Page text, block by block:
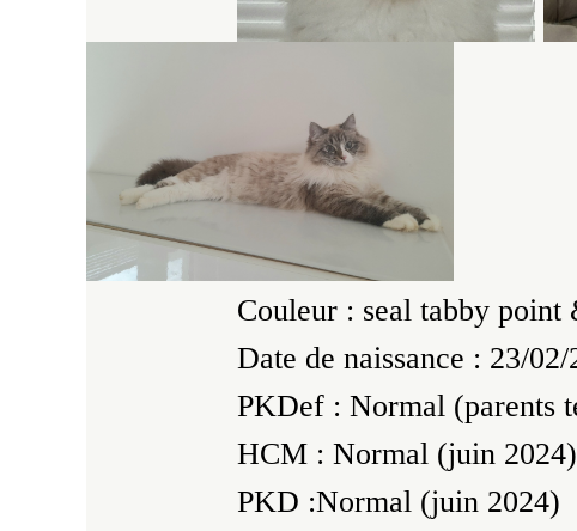
Couleur : seal tabby point
Date de naissance : 23/02/
PKDef : Normal (parents
HCM : Normal (juin 2024)
PKD :Normal (juin 2024)